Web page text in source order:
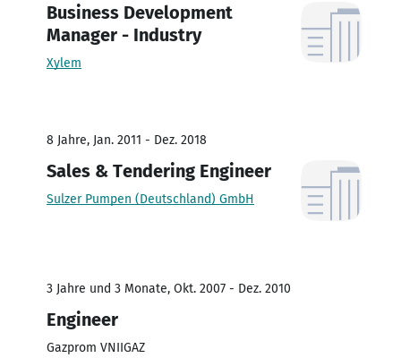
Business Development
Manager - Industry
Xylem
8 Jahre, Jan. 2011 - Dez. 2018
Sales & Tendering Engineer
Sulzer Pumpen (Deutschland) GmbH
3 Jahre und 3 Monate, Okt. 2007 - Dez. 2010
Engineer
Gazprom VNIIGAZ